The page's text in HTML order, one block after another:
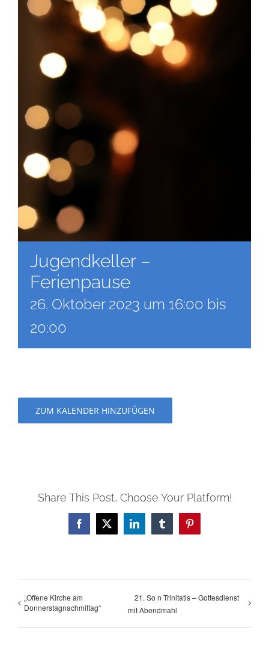
Jugendkeller –
Ferienpause
26. Oktober 2023 um 16:00 bis
20:00
ZUM KALENDER HINZUFÜGEN
Share This Post, Choose Your Platform!
Facebook
X LinkedInTumblrPinterest
„Offene Kirche am
Donnerstagnachmittag“
21. So n Trinitatis – Gottesdienst
mit Abendmahl